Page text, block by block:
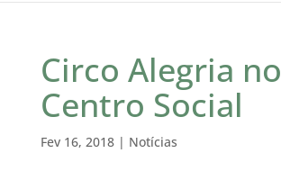
Circo Alegria no
Centro Social
Fev 16, 2018| Notícias